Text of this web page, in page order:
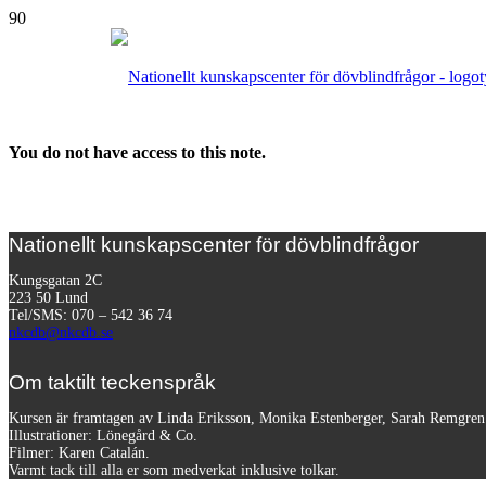
You do not have access to this note.
Nationellt kunskapscenter för dövblindfrågor
Kungsgatan 2C
223 50 Lund
Tel/SMS: 070 – 542 36 74
nkcdb@nkcdb.se
Om taktilt teckenspråk
Kursen är framtagen av Linda Eriksson, Monika Estenberger, Sarah
Illustrationer: Lönegård & Co.
Filmer: Karen Catalán.
Varmt tack till alla er som medverkat inklusive tolkar.